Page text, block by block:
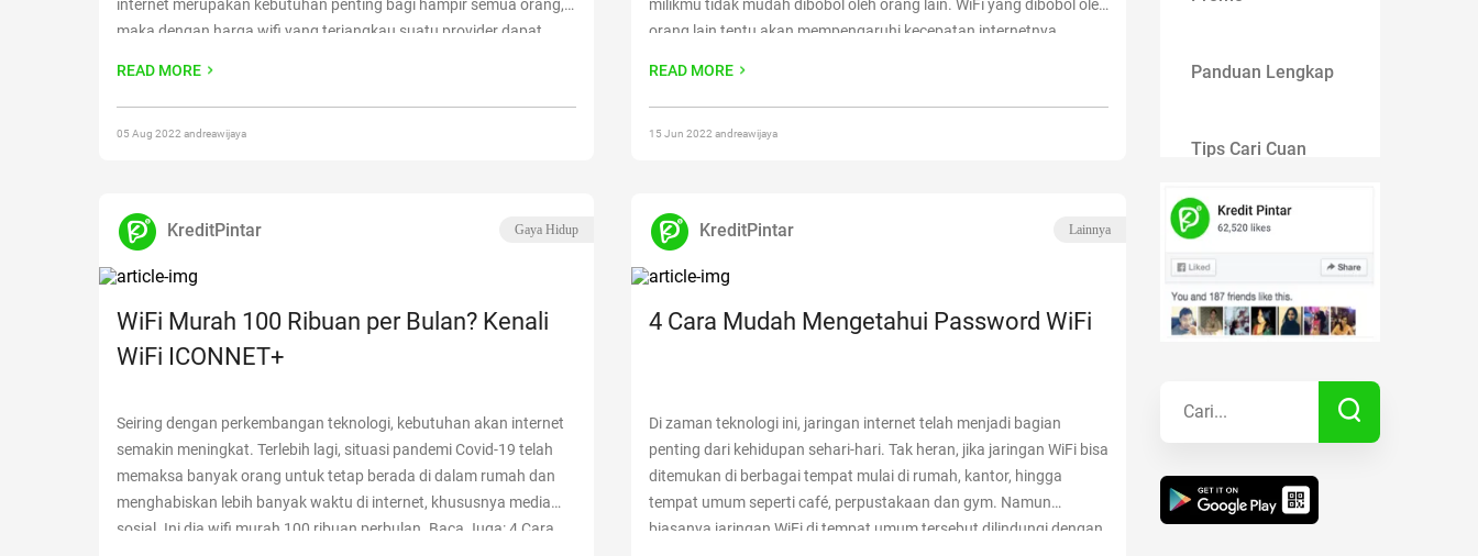
internet merupakan kebutuhan penting bagi hampir semua orang,
maka dengan harga wifi yang terjangkau suatu provider dapat
Provider Lengkap dengan Harga Wifi”
READ MORE
05 Aug 2022 andreawijaya
milikmu tidak mudah dibobol oleh orang lain. WiFi yang dibobol oleh
orang lain tentu akan mempengaruhi kecepatan internetnya.
READ MORE
15 Jun 2022 andreawijaya
KreditPintar Gaya Hidup
WiFi Murah 100 Ribuan per Bulan? Kenali
WiFi ICONNET+
Seiring dengan perkembangan teknologi, kebutuhan akan internet
semakin meningkat. Terlebih lagi, situasi pandemi Covid-19 telah
memaksa banyak orang untuk tetap berada di dalam rumah dan
menghabiskan lebih banyak waktu di internet, khususnya media
sosial. Ini dia wifi murah 100 ribuan perbulan. Baca Juga: 4 Cara
KreditPintar Lainnya
4 Cara Mudah Mengetahui Password WiFi
Di zaman teknologi ini, jaringan internet telah menjadi bagian
penting dari kehidupan sehari-hari. Tak heran, jika jaringan WiFi bisa
ditemukan di berbagai tempat mulai di rumah, kantor, hingga
tempat umum seperti café, perpustakaan dan gym. Namun
biasanya jaringan WiFi di tempat umum tersebut dilindungi dengan
Panduan Lengkap
Tips Cari Cuan
Gaya Hidup
Kisah Sukses